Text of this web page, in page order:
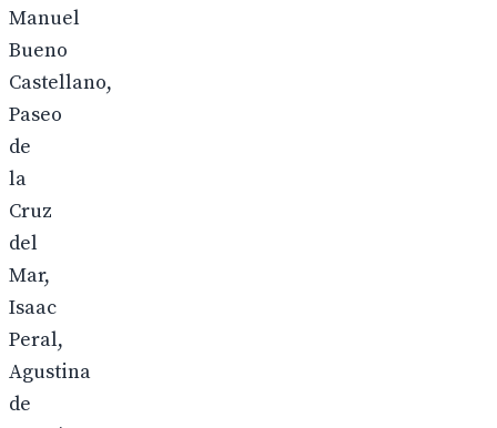
Manuel
Bueno
Castellano,
Paseo
de
la
Cruz
del
Mar,
Isaac
Peral,
Agustina
de